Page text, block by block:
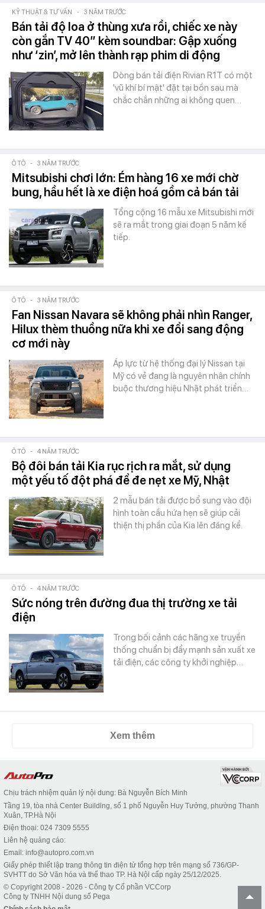
KỸ THUẬT & TƯ VẤN - 3 NĂM TRƯỚC
Bán tải độ loa ở thùng xưa rồi, chiếc xe này
còn gắn TV 40” kèm soundbar: Gập xuống
như ‘zin’, mở lên thành rạp phim di động
Dòng bán tải điện Rivian R1T có một
'vũ khí bí mật' đặt tại bồn sau mà
chắc chắn những ai không quen…
Ô TÔ - 3 NĂM TRƯỚC
Mitsubishi chơi lớn: Ém hàng 16 xe mới chờ
bung, hầu hết là xe điện hoá gồm cả bán tải
Tổng cộng 16 mẫu xe Mitsubishi mới
sẽ ra mắt trong giai đoạn 5 năm kế
tiếp.
Ô TÔ - 3 NĂM TRƯỚC
Fan Nissan Navara sẽ không phải nhìn Ranger,
Hilux thèm thuồng nữa khi xe đổi sang động
cơ mới này
Áp lực từ hệ thống đại lý Nissan tại
Mỹ có vẻ đang là nguyên nhân chính
buộc thương hiệu Nhật phát triển…
Ô TÔ - 4 NĂM TRƯỚC
Bộ đôi bán tải Kia rục rịch ra mắt, sử dụng
một yếu tố đột phá để đe nẹt xe Mỹ, Nhật
2 mẫu bán tải được bổ sung vào đội
hình toàn cầu hứa hẹn sẽ giúp cải
thiện thị phần của Kia lên đáng kể.
Ô TÔ - 4 NĂM TRƯỚC
Sức nóng trên đường đua thị trường xe tải
điện
Trong bối cảnh các hãng xe truyền
thống chuẩn bị đẩy mạnh sản xuất xe
tải điện, các công ty khởi nghiệp…
Xem thêm
Chịu trách nhiệm quản lý nội dung: Bà Nguyễn Bích Minh
Tầng 19, tòa nhà Center Building, số 1 phố Nguyễn Huy Tưởng, phường Thanh
Xuân, TP.Hà Nội
Điện thoại: 024 7309 5555
Liên hệ quảng cáo:
Email: info@autopro.com.vn
Giấy phép thiết lập trang thông tin điện tử tổng hợp trên mạng số 736/GP-
SVHTT do Sở Văn hóa và thể thao TP. Hà Nội cấp ngày 25/12/2025.
© Copyright 2008 - 2026 - Công ty Cổ phần VCCorp
Công ty TNHH Nội dung số Pega